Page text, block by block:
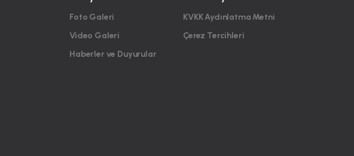
Foto Galeri
Video Galeri
Haberler ve Duyurular
KVKK Aydınlatma Metni
Çerez Tercihleri